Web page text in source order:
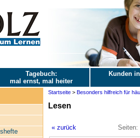
Tagebuch:
mal ernst, mal heiter
Kunden
Startseite> Besonders hilfreich für
Lesen
« zurück Seiten: